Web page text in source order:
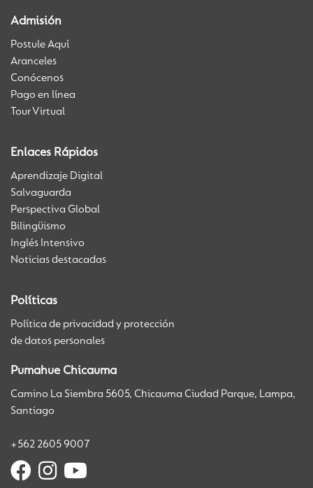
Admisión
Postule Aquí
Aranceles
Conócenos
Pago en línea
Tour Virtual
Enlaces Rápidos
Aprendizaje Digital
Salvaguarda
Perspectiva Global
Bilingüismo
Inglés Intensivo
Noticias destacadas
Políticas
Política de privacidad y protección
de datos personales
Pumahue Chicauma
Camino La Siembra 5605, Chicauma Ciudad Parque, Lampa,
Santiago
+562 2605 9007